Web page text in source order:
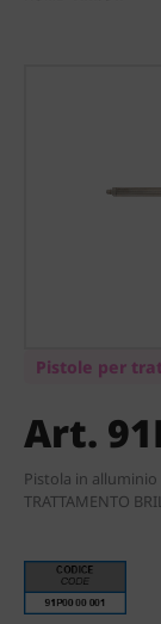
Pistole per
Art.
Pistola in
TRATTAMENTO